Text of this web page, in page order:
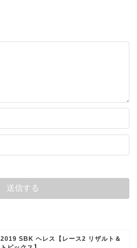
2019 SBK ヘレス【レース2 リザルト＆